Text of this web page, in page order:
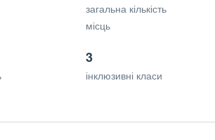
загальна кількість
місць
3
інклюзивні класи